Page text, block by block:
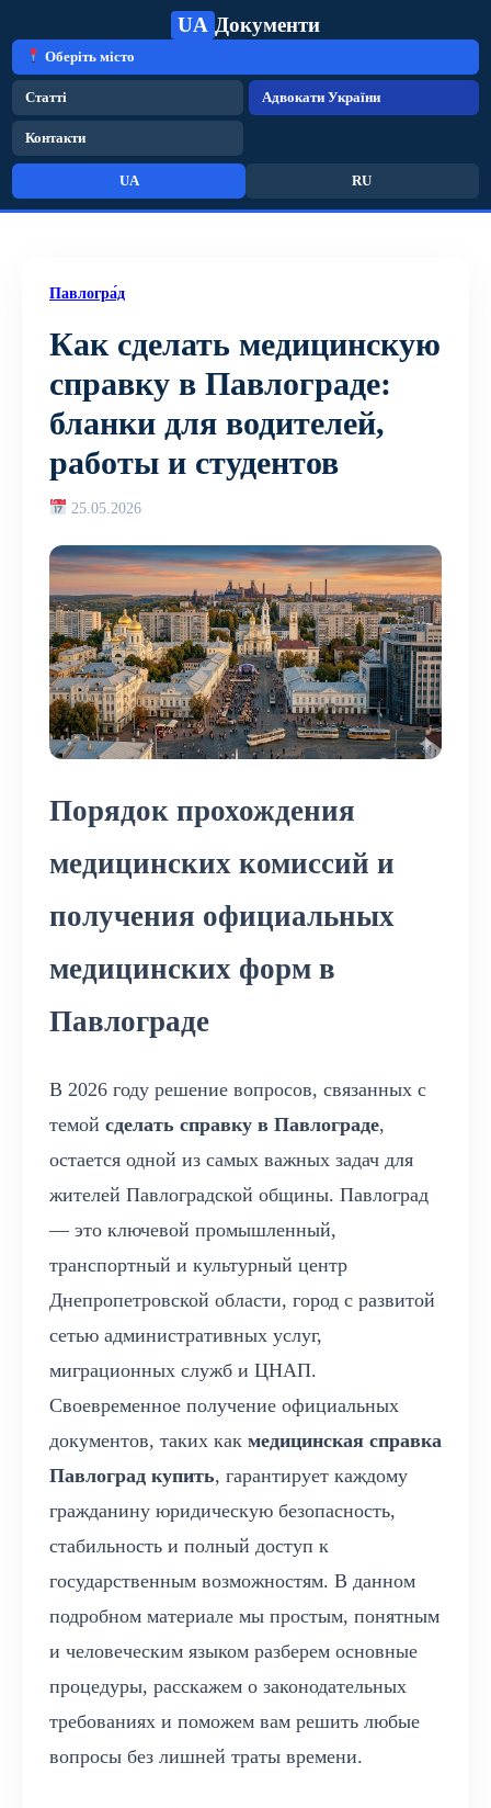
UA Документи
Оберіть місто
Статті Адвокати України
Контакти
UA RU
Павлогра́д
Как сделать медицинскую
справку в Павлограде:
бланки для водителей,
работы и студентов
25.05.2026
Порядок прохождения
медицинских комиссий и
получения официальных
медицинских форм в
Павлограде
В 2026 году решение вопросов, связанных с
темой сделать справку в Павлограде,
остается одной из самых важных задач для
жителей Павлоградской общины. Павлоград
— это ключевой промышленный,
транспортный и культурный центр
Днепропетровской области, город с развитой
сетью административных услуг,
миграционных служб и ЦНАП.
Своевременное получение официальных
документов, таких как медицинская справка
Павлоград купить, гарантирует каждому
гражданину юридическую безопасность,
стабильность и полный доступ к
государственным возможностям. В данном
подробном материале мы простым, понятным
и человеческим языком разберем основные
процедуры, расскажем о законодательных
требованиях и поможем вам решить любые
вопросы без лишней траты времени.